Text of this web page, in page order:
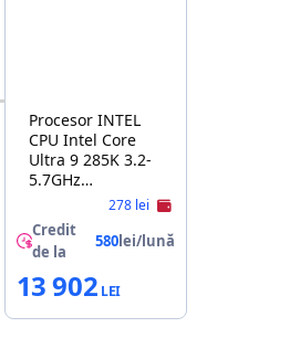
Procesor INTEL
CPU Intel Core
Ultra 9 285K 3.2-
5.7GHz
(8P+16E/24T,36MB,S1851,
10nm, Integ.
Graphics, 125W)
Tray
278 lei
Credit
de la
580lei/lună
13 902